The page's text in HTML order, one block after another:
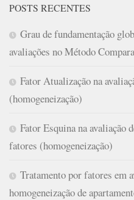
POSTS RECENTES
Grau de fundamentação
avaliações no Método
Fator Atualização na
(homogeneização)
Fator Esquina na avaliação
fatores (homogeneização)
Tratamento por fatores em
homogeneização de